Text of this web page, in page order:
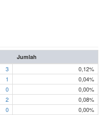
Jumlah
3
0,12%
1
0,04%
0
0,00%
2
0,08%
0
0,00%